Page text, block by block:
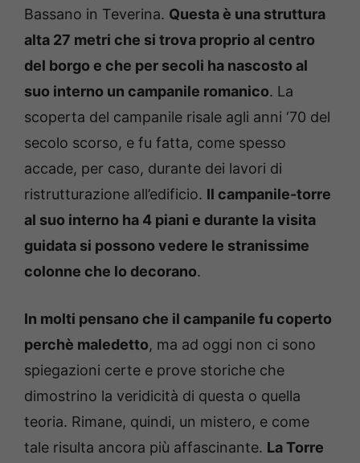
Bassano in Teverina. Questa è una struttura
alta 27 metri che si trova proprio al centro
del borgo e che per secoli ha nascosto al
suo interno un campanile romanico. La
scoperta del campanile risale agli anni ‘70 del
secolo scorso, e fu fatta, come spesso
accade, per caso, durante dei lavori di
ristrutturazione all’edificio. Il campanile-torre
al suo interno ha 4 piani e durante la visita
guidata si possono vedere le stranissime
colonne che lo decorano.
In molti pensano che il campanile fu coperto
perchè maledetto, ma ad oggi non ci sono
spiegazioni certe e prove storiche che
dimostrino la veridicità di questa o quella
teoria. Rimane, quindi, un mistero, e come
tale risulta ancora più affascinante. La Torre